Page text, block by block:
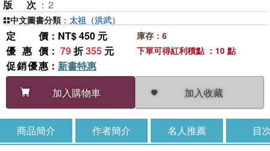
版次 ： 2
定價 ：NT$ 450 元
優惠價 ： 79折355 元
促銷優惠 ： 新書特惠
加入購物車
加入收藏
庫存：6
下單可得紅利積點 ：10 點
中文圖書分類 ： 太祖（洪武）
商品簡介 作者簡介 名人推薦 目